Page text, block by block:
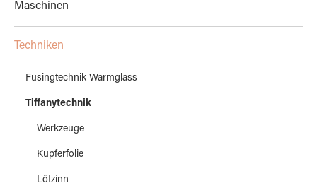
Maschinen
Techniken
Fusingtechnik Warmglass
Tiffanytechnik
Werkzeuge
Kupferfolie
Lötzinn